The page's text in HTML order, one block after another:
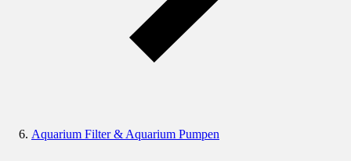
Aquarium Filter & Aquarium Pumpen